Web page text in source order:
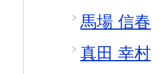
馬場 信春
真田 幸村